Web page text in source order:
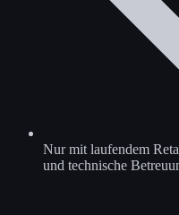
Nur mit laufendem
und technische